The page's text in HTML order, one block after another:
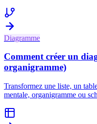
Diagramme
Comment créer un
organigramme)
Transformez une liste, un
mentale, organigramme ou